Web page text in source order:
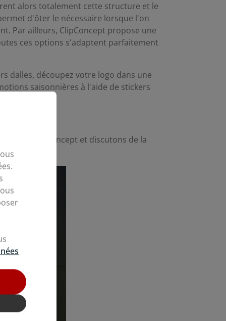
alors totalement cette structure et le
d'ôter le nécessaire lorsque l'on
Par ailleurs, ClipConcept propose une
ces options s'adaptent parfaitement
dalles, découpez votre logo dans une
saisonnières à l'aide de stickers
ClipConcept et discutons de la